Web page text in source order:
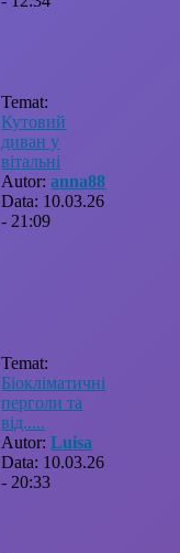
Temat:
Кутовий
диван у
вітальні
Autor:anna88
Data: 10.03.26
- 21:09
Temat:
Біокліматичні
перголи та
від.....
Autor:Luisa
Data: 10.03.26
- 20:33